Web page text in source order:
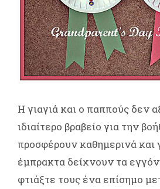
Η γιαγιά και ο παππούς δεν
ιδιαίτερο βραβείο για την
προσφέρουν καθημερινά και
έμπρακτα δείχνουν τα
φτιάξτε τους ένα επίσημο